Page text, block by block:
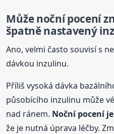
Může nočnípocení
špatně nastavený
Ano, velmi často souvisí s
dávkou inzulinu.
Příliš vysoká dávka
působícího inzulinu může
nad ránem. Nočnípoceníje
že je nutná úprava léčby.